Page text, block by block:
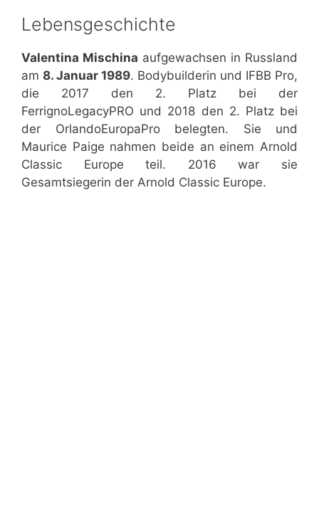
Lebensgeschichte
Valentina Mischina aufgewachsen in Russland
am 8. Januar 1989. Bodybuilderin und IFBB Pro,
die 2017 den 2. Platz bei der
FerrignoLegacyPRO und 2018 den 2. Platz bei
der OrlandoEuropaPro belegten. Sie und
Maurice Paige nahmen beide an einem Arnold
Classic Europe teil. 2016 war sie
Gesamtsiegerin der Arnold Classic Europe.